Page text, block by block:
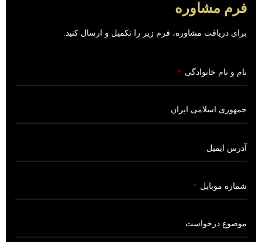
فرم مشاوره
برای دریافت مشاوره، فرم زیر را تکمیل و ارسال کنید.
نام و نام خانوادگی *
آدرس ایمیل
شماره موبایل *